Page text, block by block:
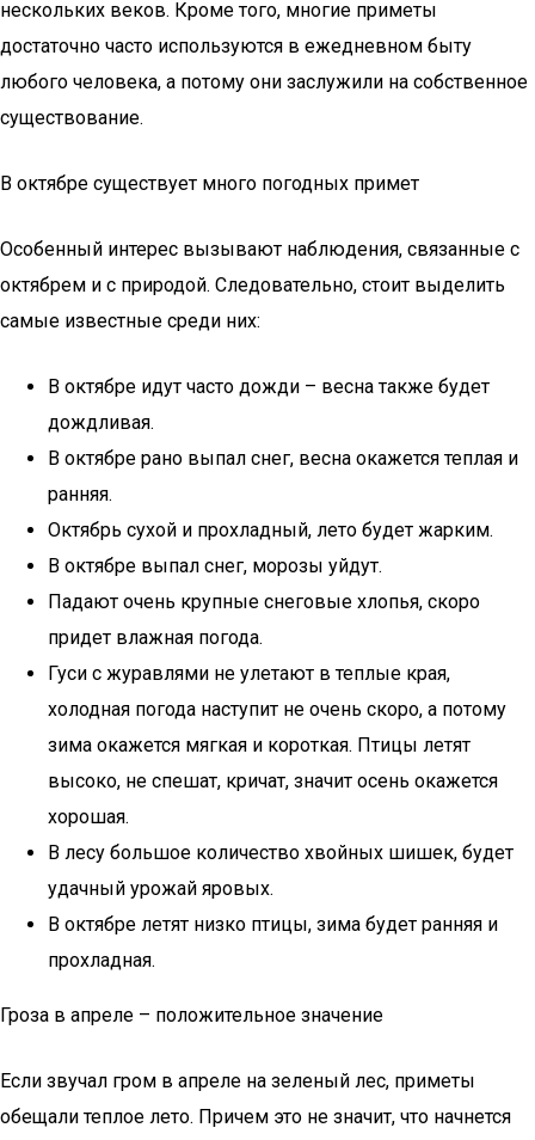
нескольких веков. Кроме того, многие приметы
достаточно часто используются в ежедневном быту
любого человека, а потому они заслужили на собственное
существование.
В октябре существует много погодных примет
Особенный интерес вызывают наблюдения, связанные с
октябрем и с природой. Следовательно, стоит выделить
самые известные среди них:
В октябре идут часто дожди – весна также будет
дождливая.
В октябре рано выпал снег, весна окажется теплая и
ранняя.
Октябрь сухой и прохладный, лето будет жарким.
В октябре выпал снег, морозы уйдут.
Падают очень крупные снеговые хлопья, скоро
придет влажная погода.
Гуси с журавлями не улетают в теплые края,
холодная погода наступит не очень скоро, а потому
зима окажется мягкая и короткая. Птицы летят
высоко, не спешат, кричат, значит осень окажется
хорошая.
В лесу большое количество хвойных шишек, будет
удачный урожай яровых.
В октябре летят низко птицы, зима будет ранняя и
прохладная.
Гроза в апреле – положительное значение
Если звучал гром в апреле на зеленый лес, приметы
обещали теплое лето. Причем это не значит, что начнется